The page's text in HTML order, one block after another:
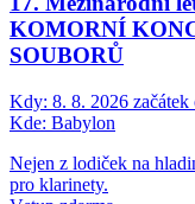
KOMORNÍ
SOUBORŮ
Kdy: 8. 8. 2026 začátek
Kde: Babylon
Nejen z lodiček na
pro klarinety.